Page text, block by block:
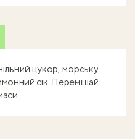
цукор, морську
сік. Перемішай